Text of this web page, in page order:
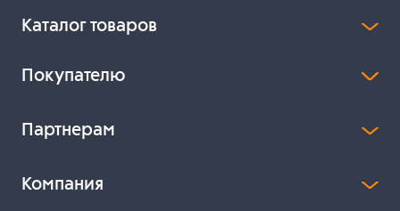
Каталог товаров
Покупателю
Партнерам
Компания